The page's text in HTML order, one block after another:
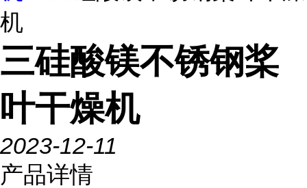
机
三硅酸镁不锈钢桨
叶干燥机
2023-12-11
产品详情